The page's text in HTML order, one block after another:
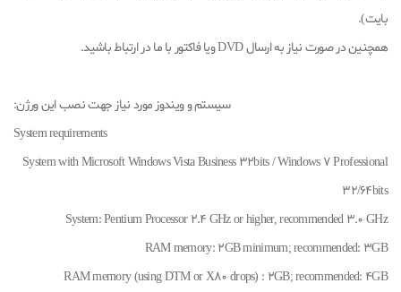
بایت).
همچنین در صورت نیاز به ارسال DVD ویا فاکتور با ما در ارتباط باشید.
سیستم و ویندوز مورد نیاز جهت نصب این ورژن:
System requirements
System with Microsoft Windows Vista Business 32bits / Windows 7 Professional
32/64bits
System: Pentium Processor 2.4 GHz or higher, recommended 3.0 GHz
RAM memory: 2GB minimum; recommended: 3GB
RAM memory (using DTM or X80 drops) : 2GB; recommended: 4GB